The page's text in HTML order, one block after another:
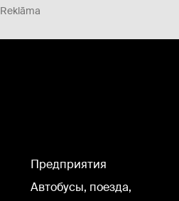
Reklāma
Предприятия
Автобусы, поезда,